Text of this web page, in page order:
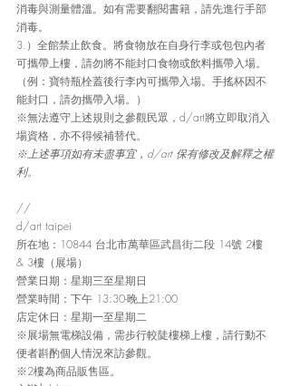
消毒與測量體溫。如有需要翻閱書籍，請先進行手部
消毒。
3.）全館禁止飲食。將食物放在自身行李或包包內者
可攜帶上樓，請勿將不能封口食物或飲料攜帶入場。
（例：寶特瓶栓蓋後行李內可攜帶入場。手搖杯因不
能封口，請勿攜帶入場。）
※無法遵守上述規則之參觀民眾，d/art將立即取消入
場資格，亦不得候補替代。
※上述事項如有未盡事宜，d/art 保有修改及解釋之權
利。
//
d/art taipei
所在地：10844 台北市萬華區武昌街二段 14號 2樓
& 3樓（展場）
營業日期：星期三至星期日
營業時間：下午 13:30-晚上21:00
店定休日：星期一至星期二
※展場無電梯設備，需步行較陡樓梯上樓，請行動不
便者斟酌個人情況來訪參觀。
※2樓為商品販售區。